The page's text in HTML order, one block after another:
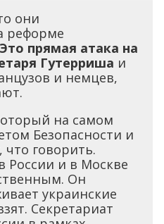
они
реформе
Это прямая атака на
Гутерриша и
и немцев,
на самом
Безопасности и
что говорить.
России и в Москве
Он
украинские
Секретариат